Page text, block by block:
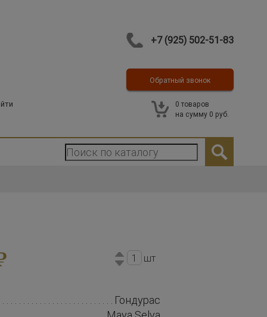
+7 (925) 502-51-83
Контакты
Обратный звонок
0 товаров
на сумму 0 руб.
шт
Гондурас